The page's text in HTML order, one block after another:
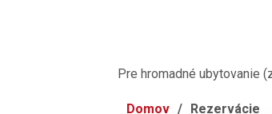
Pre hromadné ubytovanie
Domov Rezervácie